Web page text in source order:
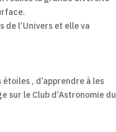
l’Univers et elle va
, d’apprendre à les
sur le Club d’Astronomie du